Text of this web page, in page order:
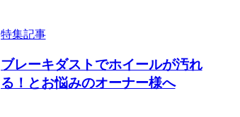
特集記事
ブレーキダストでホイールが汚れ
る！とお悩みのオーナー様へ